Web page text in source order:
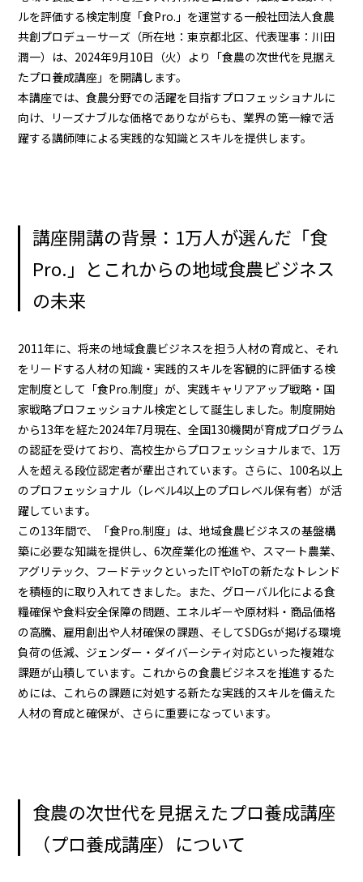
ルを評価する検定制度「食Pro.」を運営する一般社団法人食農
共創プロデューサーズ（所在地：東京都北区、代表理事：川田
潤一）は、2024年9月10日（火）より「食農の次世代を見据え
たプロ養成講座」を開講します。
本講座では、食農分野での活躍を目指すプロフェッショナルに
向け、リーズナブルな価格でありながらも、業界の第一線で活
躍する講師陣による実践的な知識とスキルを提供します。
講座開講の背景：1万人が選んだ「食
Pro.」とこれからの地域食農ビジネス
の未来
2011年に、将来の地域食農ビジネスを担う人材の育成と、それ
をリードする人材の知識・実践的スキルを客観的に評価する検
定制度として「食Pro.制度」が、実践キャリアアップ戦略・国
家戦略プロフェッショナル検定として誕生しました。制度開始
から13年を経た2024年7月現在、全国130機関が育成プログラム
の認証を受けており、高校生からプロフェッショナルまで、1万
人を超える段位認定者が輩出されています。さらに、100名以上
のプロフェッショナル（レベル4以上のプロレベル保有者）が活
躍しています。
この13年間で、「食Pro.制度」は、地域食農ビジネスの基盤構
築に必要な知識を提供し、6次産業化の推進や、スマート農業、
アグリテック、フードテックといったITやIoTの新たなトレンド
を積極的に取り入れてきました。また、グローバル化による食
糧確保や食料安全保障の問題、エネルギーや原材料・商品価格
の高騰、雇用創出や人材確保の課題、そしてSDGsが掲げる環境
負荷の低減、ジェンダー・ダイバーシティ対応といった複雑な
課題が山積しています。これからの食農ビジネスを推進するた
めには、これらの課題に対処する新たな実践的スキルを備えた
人材の育成と確保が、さらに重要になっています。
食農の次世代を見据えたプロ養成講座
（プロ養成講座）について